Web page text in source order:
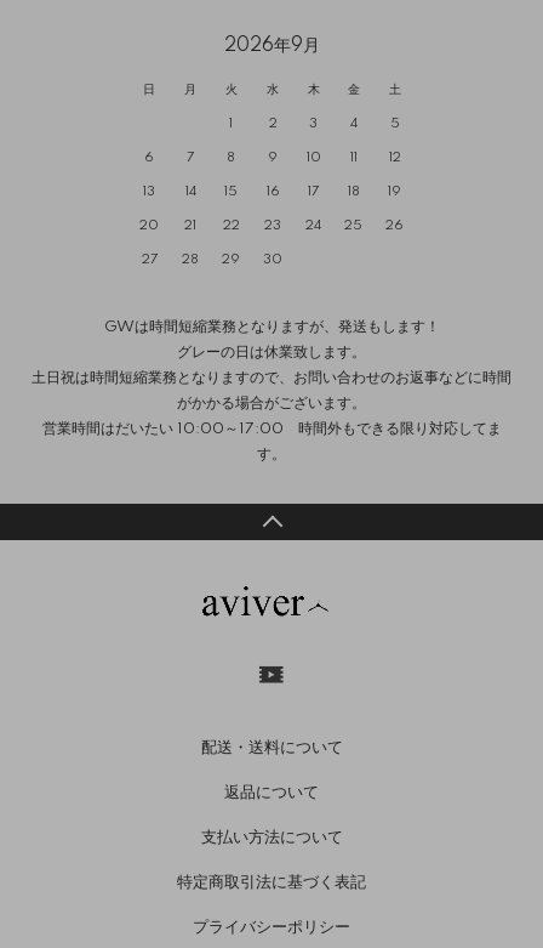
2026年9月
日 月 火 水 木 金 土
2 3 4 5
6 7 8 9 10 12
13 14 15 16 17 18 19
20 21 22 23 24 25 26
27 28 29 30
GWは時間短縮業務となりますが、発送もします！
グレーの日は休業致します。
土日祝は時間短縮業務となりますので、お問い合わせのお返事などに時間
がかかる場合がございます。
営業時間はだいたい 10:00～17:00 時間外もできる限り対応してま
す。
配送・送料について
返品について
支払い方法について
特定商取引法に基づく表記
プライバシーポリシー